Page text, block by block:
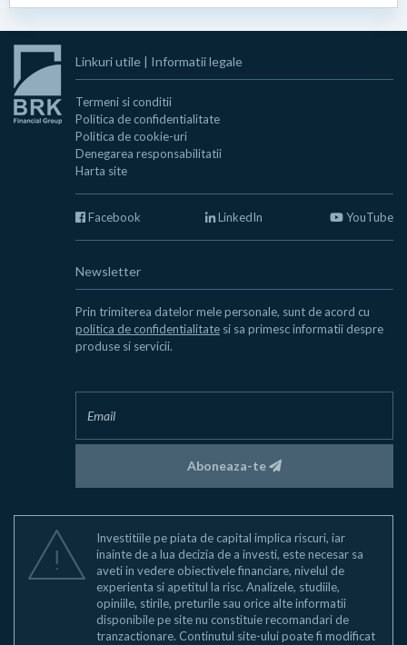
Linkuri utile | Informatii legale
Termeni si conditii
Politica de confidentialitate
Politica de cookie-uri
Denegarea responsabilitatii
Harta site
Facebook LinkedIn YouTube
Newsletter
Prin trimiterea datelor mele personale, sunt de acord cu
politica de confidentialitate si sa primesc informatii despre
produse si servicii.
Aboneaza-te
Investitiile pe piata de capital implica riscuri, iar
inainte de a lua decizia de a investi, este necesar sa
aveti in vedere obiectivele financiare, nivelul de
experienta si apetitul la risc. Analizele, studiile,
opiniile, stirile, preturile sau orice alte informatii
disponibile pe site nu constituie recomandari de
tranzactionare. Continutul site-ului poate fi modificat